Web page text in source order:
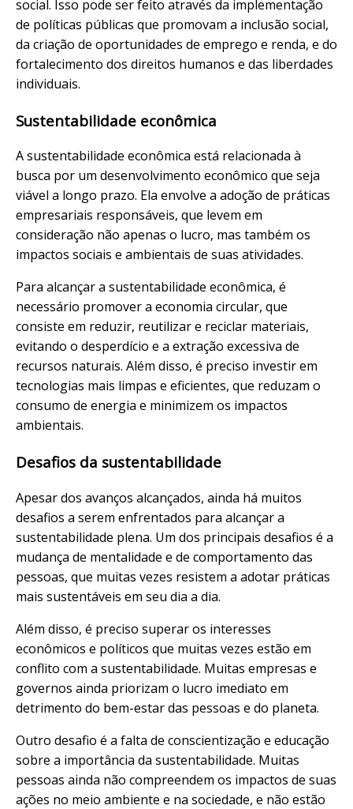
social. Isso pode ser feito através da implementação
de políticas públicas que promovam a inclusão social,
da criação de oportunidades de emprego e renda, e do
fortalecimento dos direitos humanos e das liberdades
individuais.
Sustentabilidade econômica
A sustentabilidade econômica está relacionada à
busca por um desenvolvimento econômico que seja
viável a longo prazo. Ela envolve a adoção de práticas
empresariais responsáveis, que levem em
consideração não apenas o lucro, mas também os
impactos sociais e ambientais de suas atividades.
Para alcançar a sustentabilidade econômica, é
necessário promover a economia circular, que
consiste em reduzir, reutilizar e reciclar materiais,
evitando o desperdício e a extração excessiva de
recursos naturais. Além disso, é preciso investir em
tecnologias mais limpas e eficientes, que reduzam o
consumo de energia e minimizem os impactos
ambientais.
Desafios da sustentabilidade
Apesar dos avanços alcançados, ainda há muitos
desafios a serem enfrentados para alcançar a
sustentabilidade plena. Um dos principais desafios é a
mudança de mentalidade e de comportamento das
pessoas, que muitas vezes resistem a adotar práticas
mais sustentáveis em seu dia a dia.
Além disso, é preciso superar os interesses
econômicos e políticos que muitas vezes estão em
conflito com a sustentabilidade. Muitas empresas e
governos ainda priorizam o lucro imediato em
detrimento do bem-estar das pessoas e do planeta.
Outro desafio é a falta de conscientização e educação
sobre a importância da sustentabilidade. Muitas
pessoas ainda não compreendem os impactos de suas
ações no meio ambiente e na sociedade, e não estão